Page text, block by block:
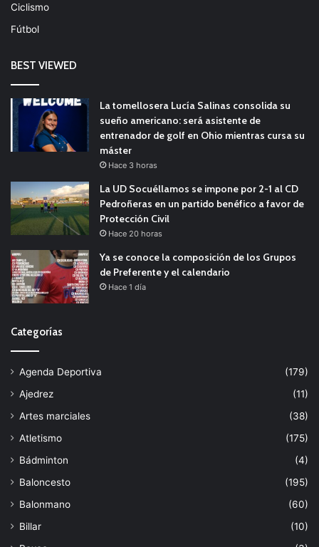
Ciclismo
Fútbol
BEST VIEWED
La tomellosera Lucía Salinas consolida su
sueño americano: será asistente de
entrenador de golf en Ohio mientras cursa su
máster
Hace 3 horas
La UD Socuéllamos se impone por 2-1 al CD
Pedroñeras en un partido benéfico a favor de
Protección Civil
Hace 20 horas
Ya se conoce la composición de los Grupos
de Preferente y el calendario
Hace 1 día
Categorías
Agenda Deportiva
(179)
Ajedrez
(11)
Artes marciales
(38)
Atletismo
(175)
Bádminton
(4)
Baloncesto
(195)
Balonmano
(60)
Billar
(10)